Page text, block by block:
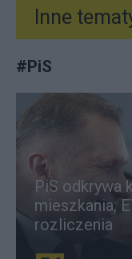
Inne
#PiS
PiS odkrywa
mieszkania,
rozliczenia